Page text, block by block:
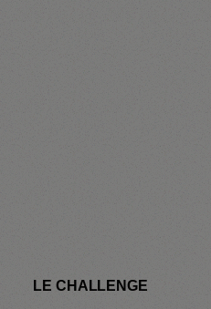
LE CHALLENGE